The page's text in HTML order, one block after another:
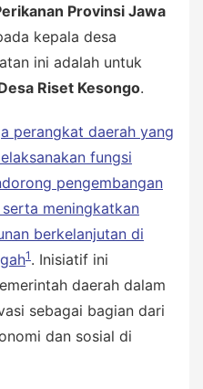
Provinsi Jawa
kepala desa
ini adalah untuk
Riset Kesongo.
perangkat daerah yang
fungsi
pengembangan
meningkatkan
berkelanjutan di
1 . Inisiatif ini
daerah dalam
sebagai bagian dari
dan sosial di